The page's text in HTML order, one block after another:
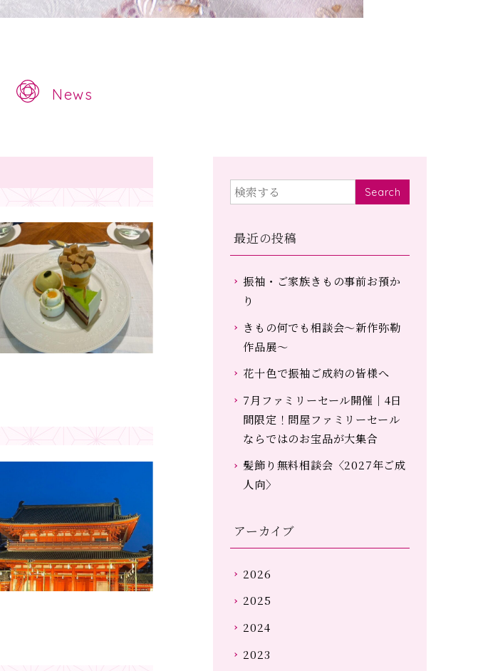
News
Search
最近の投稿
振袖・ご家族きもの事前お預か
り
きもの何でも相談会～新作弥勒
作品展～
花十色で振袖ご成約の皆様へ
7月ファミリーセール開催｜4日
間限定！問屋ファミリーセール
ならではのお宝品が大集合
髪飾り無料相談会〈2027年ご成
人向〉
アーカイブ
2026
2025
2024
2023